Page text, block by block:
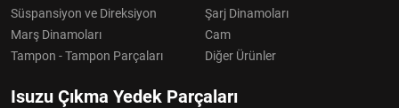
Süspansiyon ve Direksiyon
Şarj Dinamoları
Marş Dinamoları
Cam
Tampon - Tampon Parçaları
Diğer Ürünler
Isuzu Çıkma Yedek Parçaları